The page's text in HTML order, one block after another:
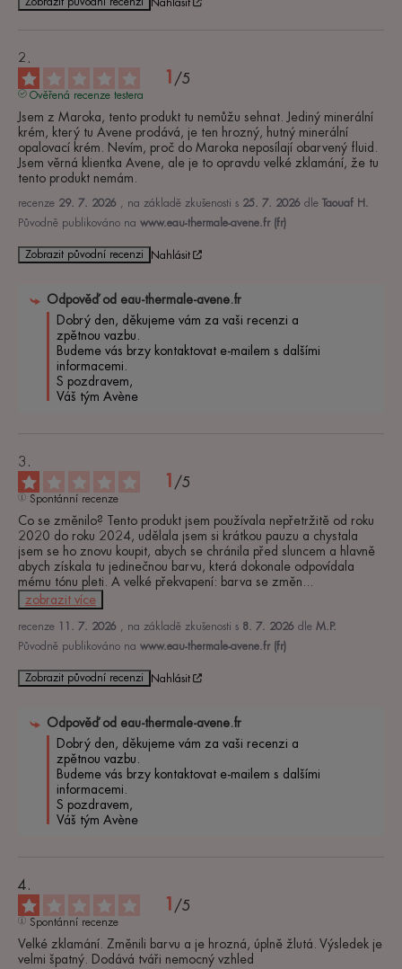
Nahlásit
1 /5
Ověřená recenze testera
Jsem z Maroka, tento produkt tu nemůžu sehnat. Jediný minerální
krém, který tu Avene prodává, je ten hrozný, hutný minerální
opalovací krém. Nevím, proč do Maroka neposílají obarvený fluid.
Jsem věrná klientka Avene, ale je to opravdu velké zklamání, že tu
tento produkt nemám.
recenze 29. 7. 2026 , na základě zkušenosti s 25. 7. 2026 dle
Taouaf H.
Původně publikováno na www.eau-thermale-avene.fr (fr)
Zobrazit původní recenzi Nahlásit
Odpověď od eau-thermale-avene.fr
Dobrý den, děkujeme vám za vaši recenzi a
zpětnou vazbu.
Budeme vás brzy kontaktovat e-mailem s dalšími
informacemi.
S pozdravem,
Váš tým Avène
1 /5
Spontánní recenze
Co se změnilo? Tento produkt jsem používala nepřetržitě od roku
2020 do roku 2024, udělala jsem si krátkou pauzu a chystala
jsem se ho znovu koupit, abych se chránila před sluncem a hlavně
abych získala tu jedinečnou barvu, která dokonale odpovídala
mému tónu pleti. A velké překvapení: barva se změn
zobrazit více
recenze 11. 7. 2026 , na základě zkušenosti s 8. 7. 2026 dle M.P.
Původně publikováno na www.eau-thermale-avene.fr (fr)
Zobrazit původní recenzi Nahlásit
Odpověď od eau-thermale-avene.fr
Dobrý den, děkujeme vám za vaši recenzi a
zpětnou vazbu.
Budeme vás brzy kontaktovat e-mailem s dalšími
informacemi.
S pozdravem,
Váš tým Avène
1 /5
Spontánní recenze
Velké zklamání. Změnili barvu a je hrozná, úplně žlutá. Výsledek je
velmi špatný. Dodává tváři nemocný vzhled